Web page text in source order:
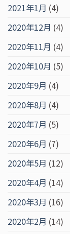
2021年1月 (4)
2020年12月 (4)
2020年11月 (4)
2020年10月 (5)
2020年9月 (4)
2020年8月 (4)
2020年7月 (5)
2020年6月 (7)
2020年5月 (12)
2020年4月 (14)
2020年3月 (16)
2020年2月 (14)